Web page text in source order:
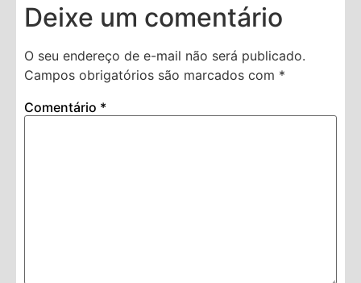
Deixe um comentário
O seu endereço de e-mail não será publicado.
Campos obrigatórios são marcados com *
Comentário *